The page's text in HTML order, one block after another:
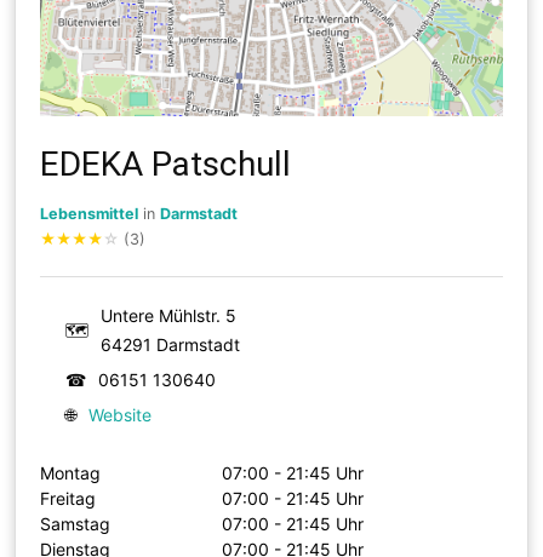
EDEKA Patschull
Lebensmittel inDarmstadt
★★★★ ☆ (3)
🗺
Untere Mühlstr. 5
64291 Darmstadt
☎
06151 130640
🌐 Website
Montag
07:00 - 21:45 Uhr
Freitag
07:00 - 21:45 Uhr
Samstag
07:00 - 21:45 Uhr
Dienstag
07:00 - 21:45 Uhr